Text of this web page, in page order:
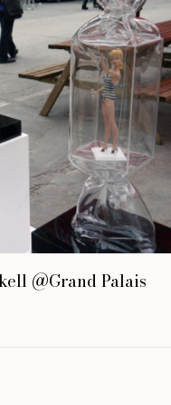
@Grand Palais